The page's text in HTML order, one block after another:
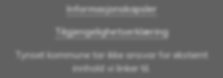
Informasjonskapsler
Tilgjengelighetserklæring
Tynset kommune tar ikke ansvar for eksternt
innhold vi linker til.